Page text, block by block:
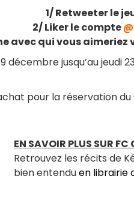
1/ Retweeter le
2/ Liker le compte
avec qui vous
décembre jusqu’au
pour la réservation
EN SAVOIR PLUS SUR FC
Retrouvez les récits de
bien entenduen librairie